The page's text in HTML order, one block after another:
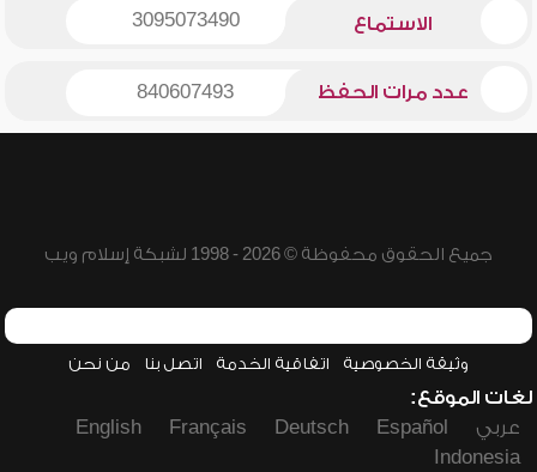
الاستماع 3095073490
عدد مرات الحفظ 840607493
جميع الحقوق محفوظة © 2026 - 1998 لشبكة إسلام ويب
وثيقة الخصوصية اتفاقية الخدمة اتصل بنا من نحن
لغات الموقع:
عربي
Español
Deutsch
Français
English
Indonesia